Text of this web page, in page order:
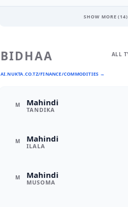
SHOW MORE (14)
BIDHAA
AI.NUKTA.CO.TZ/FINANCE/COMMODITIES →
M Mahindi
TANDIKA
M Mahindi
ILALA
M Mahindi
MUSOMA